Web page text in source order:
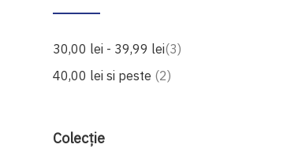
30,00 lei - 39,99 lei 3produse
40,00 lei si peste 2produse
Colecție